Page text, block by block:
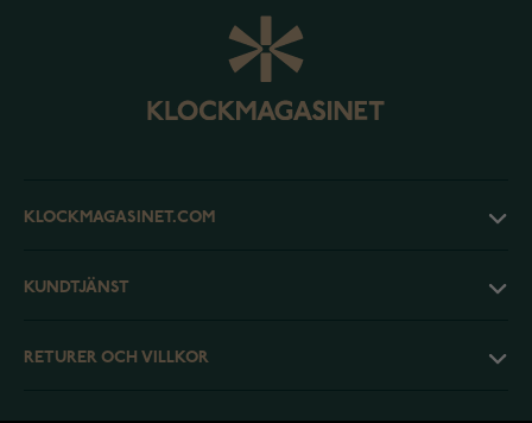
KLOCKMAGASINET.COM
KUNDTJÄNST
RETURER OCH VILLKOR